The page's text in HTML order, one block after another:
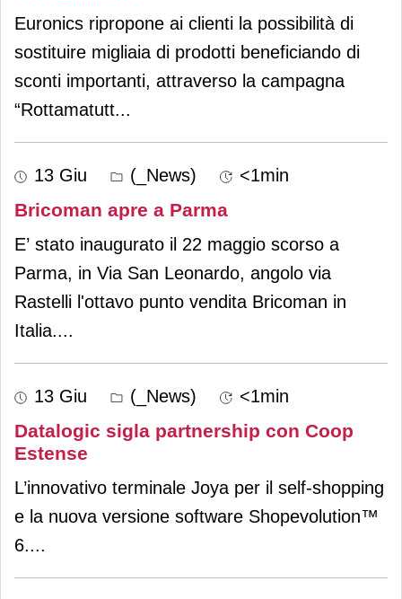
Euronics ripropone ai clienti la possibilità di
sostituire migliaia di prodotti beneficiando di
sconti importanti, attraverso la campagna
“Rottamatutt...
13 Giu (_News) <1min
Bricoman apre a Parma
E’ stato inaugurato il 22 maggio scorso a
Parma, in Via San Leonardo, angolo via
Rastelli l'ottavo punto vendita Bricoman in
Italia....
13 Giu (_News) <1min
Datalogic sigla partnership con Coop
Estense
L’innovativo terminale Joya per il self-shopping
e la nuova versione software Shopevolution™
6....